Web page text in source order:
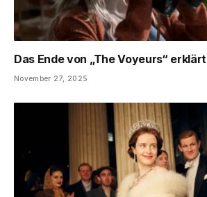
Das Ende von „The Voyeurs“ erklärt
November 27, 2025